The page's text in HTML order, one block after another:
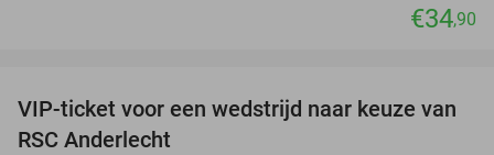
€34,90
70%
VIP-ticket voor een wedstrijd naar keuze van
RSC Anderlecht